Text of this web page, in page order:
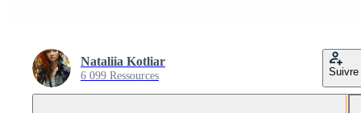
Nataliia Kotliar
6 099 Ressources Suivre